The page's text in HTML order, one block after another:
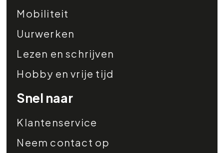
Mobiliteit
Uurwerken
Lezen en schrijven
Hobby en vrije tijd
Snel naar
Klantenservice
Neem contact op